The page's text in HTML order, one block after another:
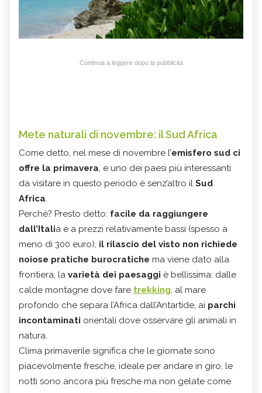
Continua a leggere dopo la pubblicità
Mete naturali di novembre: il Sud Africa
Come detto, nel mese di novembre l’emisfero sud ci
offre la primavera, e uno dei paesi più interessanti
da visitare in questo periodo è senz’altro il Sud
Africa.
Perché? Presto detto: facile da raggiungere
dall’Italia e a prezzi relativamente bassi (spesso a
meno di 300 euro), il rilascio del visto non richiede
noiose pratiche burocratiche ma viene dato alla
frontiera, la varietà dei paesaggi è bellissima: dalle
calde montagne dove fare trekking, al mare
profondo che separa l’Africa dall’Antartide, ai parchi
incontaminati orientali dove osservare gli animali in
natura.
Clima primaverile significa che le giornate sono
piacevolmente fresche, ideale per andare in giro, le
notti sono ancora più fresche ma non gelate come